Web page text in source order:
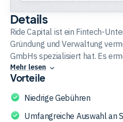
Details
Ride Capital ist ein Fintech-
Gründung und Verwaltung
GmbHs spezialisiert hat. Es
Nutzung einer GmbH
Vermögen effizienter
Dienstleistungen von der
GmbH an und unterstützt bei
Anlageklassen, wie Aktien und
Mehr lesen
Vorteile
Niedrige Gebühren
Umfangreiche Auswahl an